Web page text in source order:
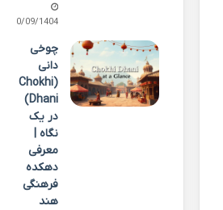
30/09/1404
چوخی
دانی
(Chokhi
Dhani)
در یک
نگاه |
معرفی
دهکده
فرهنگی
هند